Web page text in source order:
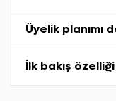
Üyelik planımı
İlk bakış